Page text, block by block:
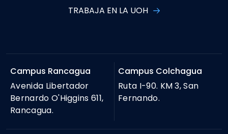
TRABAJA EN LA UOH
Campus Rancagua
Avenida Libertador
Bernardo O'Higgins 611,
Rancagua.
Campus Colchagua
Ruta I-90. KM 3, San
Fernando.